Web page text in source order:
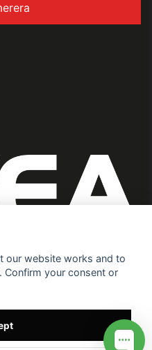
our website works and to
Confirm your consent or